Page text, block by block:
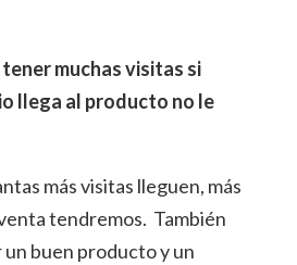
muchas visitas si
llega al producto no le
más visitas lleguen, más
tendremos. También
buen producto y un